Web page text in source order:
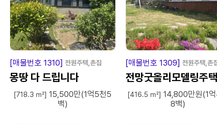
급 매 물
[매물번호 1310] 전원주택,촌집
몽땅 다 드립니다
[718.3 ㎡] 15,500만(1억5천5
백)
급 매
[매물번호 1309] 전원주택,촌
전망굿올리모델링주택
[416.5 ㎡] 14,800만원(1
8백)